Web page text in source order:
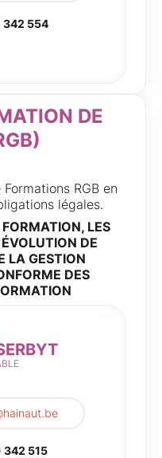
554
DE
RGB en
légales.
LES
DE
LA GESTION
DES
515